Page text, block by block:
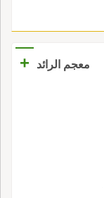
معجم الرائد +